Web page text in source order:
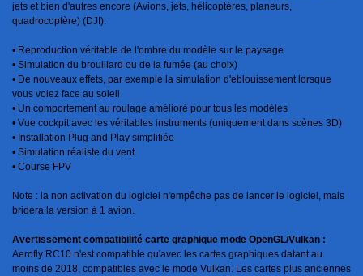
jets et bien d'autres encore (Avions, jets, hélicoptères, planeurs,
quadrocoptère) (DJI).
• Reproduction véritable de l'ombre du modèle sur le paysage
• Simulation du brouillard ou de la fumée (au choix)
• De nouveaux effets, par exemple la simulation d'eblouissement lorsque
vous volez face au soleil
• Un comportement au roulage amélioré pour tous les modèles
• Vue cockpit avec les véritables instruments (uniquement dans scènes 3D)
• Installation Plug and Play simplifiée
• Simulation réaliste du vent
• Course FPV
Note : la non activation du logiciel n'empêche pas de lancer le logiciel, mais
bridera la version à 1 avion.
Avertissement compatibilité carte graphique mode OpenGL/Vulkan :
Aerofly RC10 n'est compatible qu'avec les cartes graphiques datant au
moins de 2018, compatibles avec le mode Vulkan. Les cartes plus anciennes